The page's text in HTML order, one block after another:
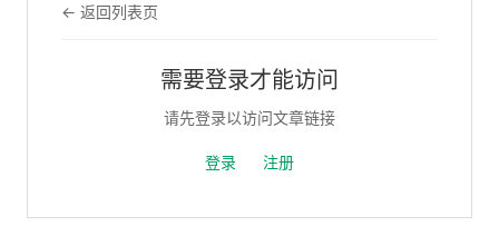
← 返回列表页
需要登录才能访问
请先登录以访问文章链接
登录 注册